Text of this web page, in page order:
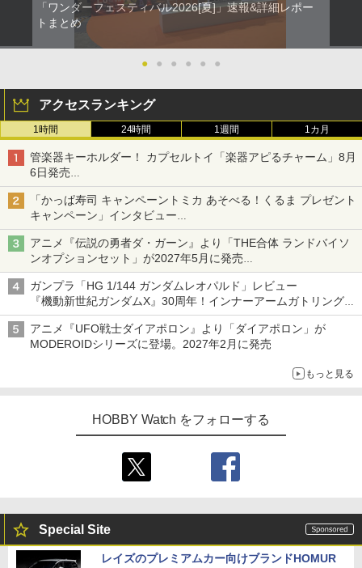
「ワンダーフェスティバル2026[夏]」速報&詳細レポー
トまとめ
● ● ● ● ● ●
アクセスランキング
1時間 24時間 1週間 1カ月
管楽器キーホルダー！ カプセルトイ「楽器アピるチャーム」8月
6日発売
チューバ、テナサクなど5種各3色
「かっぱ寿司 キャンペーントミカ あそべる！くるま プレゼント
キャンペーン」インタビュー
子どもが楽しめるかっぱ寿司ならではの体験とコラボの楽しさを
追求
アニメ『伝説の勇者ダ・ガーン』より「THE合体 ランドバイソ
ンオプションセット」が2027年5月に発売
「THE合体ランドバイソン」と連動するオプションパーツセット
ガンプラ「HG 1/144 ガンダムレオパルド」レビュー
『機動新世紀ガンダムX』30周年！インナーアームガトリングの
変形機構まで再現し最新フォーマットでキット化！
アニメ『UFO戦士ダイアポロン』より「ダイアポロン」が
MODEROIDシリーズに登場。2027年2月に発売
もっと見る
HOBBY Watch をフォローする
Special Site
レイズのプレミアムカー向けブランドHOMUR